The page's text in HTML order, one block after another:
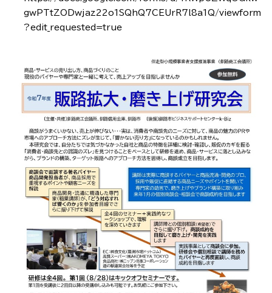
gwPTtZODwjaz22o1SQhQ7CEUrR7l8a1Q/viewform
?edit_requested=true